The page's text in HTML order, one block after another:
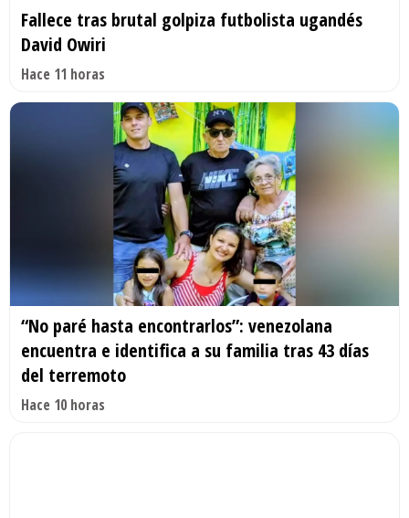
Fallece tras brutal golpiza futbolista ugandés
David Owiri
Hace 11 horas
“No paré hasta encontrarlos”: venezolana
encuentra e identifica a su familia tras 43 días
del terremoto
Hace 10 horas